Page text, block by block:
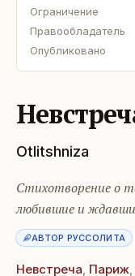
Ограничение
Правообладатель
Опубликовано
Otlitshniza
Стихотворение о
любившие и
АВТОР РУССОЛИТА
Невстреча Париж